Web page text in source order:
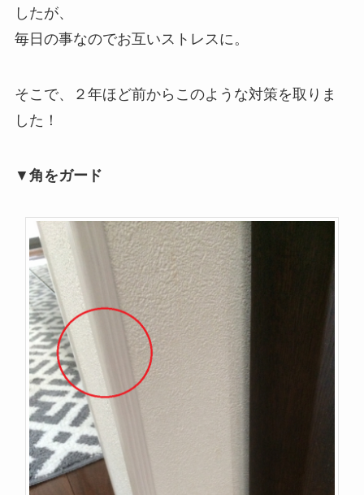
したが、
毎日の事なのでお互いストレスに。
そこで、２年ほど前からこのような対策を取りま
した！
▼ 角をガード